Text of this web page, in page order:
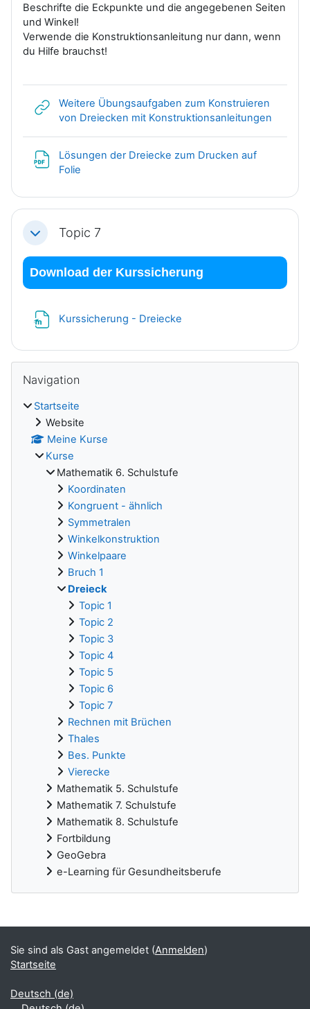
Beschrifte die Eckpunkte und die angegebenen Seiten
und Winkel!
Verwende die Konstruktionsanleitung nur dann, wenn
du Hilfe brauchst!
Weitere Übungsaufgaben zum Konstruieren
von Dreiecken mit Konstruktionsanleitungen
Lösungen der Dreiecke zum Drucken auf
Folie
Einklappen
Topic 7
Download der Kurssicherung
Kurssicherung - Dreiecke
Blöcke
Navigation
Startseite
Website
Meine Kurse
Kurse
Mathematik 6. Schulstufe
Koordinaten
Kongruent - ähnlich
Symmetralen
Winkelkonstruktion
Winkelpaare
Bruch 1
Dreieck
Topic 1
Topic 2
Topic 3
Topic 4
Topic 5
Topic 6
Topic 7
Rechnen mit Brüchen
Thales
Bes. Punkte
Vierecke
Mathematik 5. Schulstufe
Mathematik 7. Schulstufe
Mathematik 8. Schulstufe
Fortbildung
GeoGebra
e-Learning für Gesundheitsberufe
Ergänzungsblöcke
Sie sind als Gast angemeldet (Anmelden)
Startseite
Deutsch ‎(de)‎